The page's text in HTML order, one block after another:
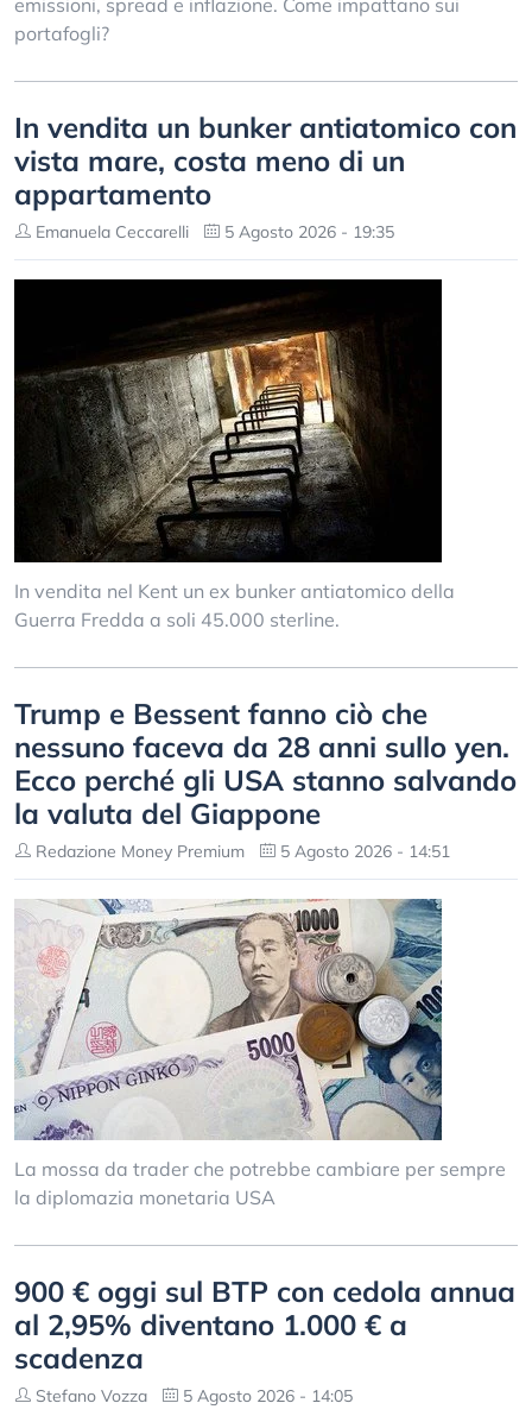
emissioni, spread e inflazione. Come impattano sui
portafogli?
In vendita un bunker antiatomico con
vista mare, costa meno di un
appartamento
Emanuela Ceccarelli 5 Agosto 2026 - 19:35
In vendita nel Kent un ex bunker antiatomico della
Guerra Fredda a soli 45.000 sterline.
Trump e Bessent fanno ciò che
nessuno faceva da 28 anni sullo yen.
Ecco perché gli USA stanno salvando
la valuta del Giappone
Redazione Money Premium 5 Agosto 2026 - 14:51
La mossa da trader che potrebbe cambiare per sempre
la diplomazia monetaria USA
900 € oggi sul BTP con cedola annua
al 2,95% diventano 1.000 € a
scadenza
Stefano Vozza 5 Agosto 2026 - 14:05